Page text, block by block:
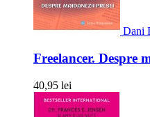
Dani
Freelancer. Despre
40,95 lei